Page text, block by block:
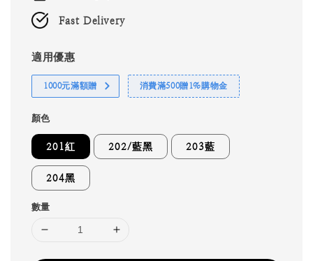
Fast Delivery
適用優惠
1000元滿額贈 消費滿500贈1%購物金
顏色
201紅 202/藍黑 203藍
204黑
數量